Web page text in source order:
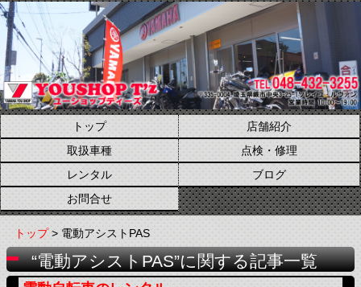
トップ
店舗紹介
取扱車種
点検・修理
レンタル
ブログ
お問合せ
トップ> 電動アシストPAS
“電動アシストPAS”に関する記事一覧